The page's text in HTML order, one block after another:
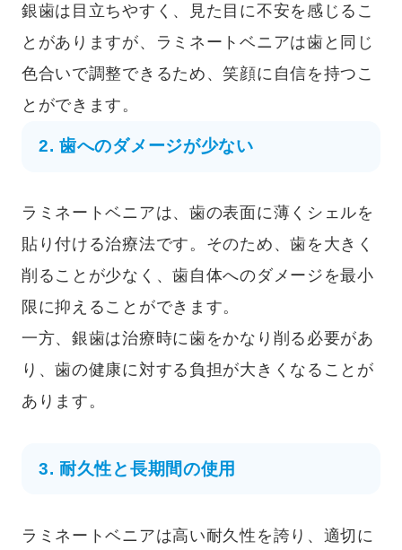
銀歯は目立ちやすく、見た目に不安を感じるこ
とがありますが、ラミネートベニアは歯と同じ
色合いで調整できるため、笑顔に自信を持つこ
とができます。
2. 歯へのダメージが少ない
ラミネートベニアは、歯の表面に薄くシェルを
貼り付ける治療法です。そのため、歯を大きく
削ることが少なく、歯自体へのダメージを最小
限に抑えることができます。
一方、銀歯は治療時に歯をかなり削る必要があ
り、歯の健康に対する負担が大きくなることが
あります。
3. 耐久性と長期間の使用
ラミネートベニアは高い耐久性を誇り、適切に